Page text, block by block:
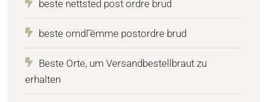
beste nettsted post ordre brud
beste omdГёmme postordre brud
Beste Orte, um Versandbestellbraut zu
erhalten